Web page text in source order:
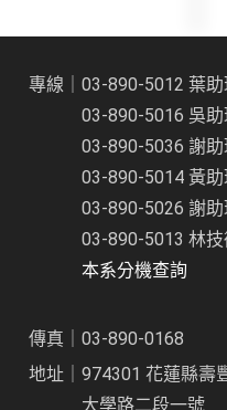
專線｜03-890-5012 葉
03-890-5016 吳
03-890-5036 謝
03-890-5014 黃
03-890-5026 謝
03-890-5013 林
本系分機查詢
傳真｜03-890-0168
地址｜974301 花蓮縣壽
大學路二段一號